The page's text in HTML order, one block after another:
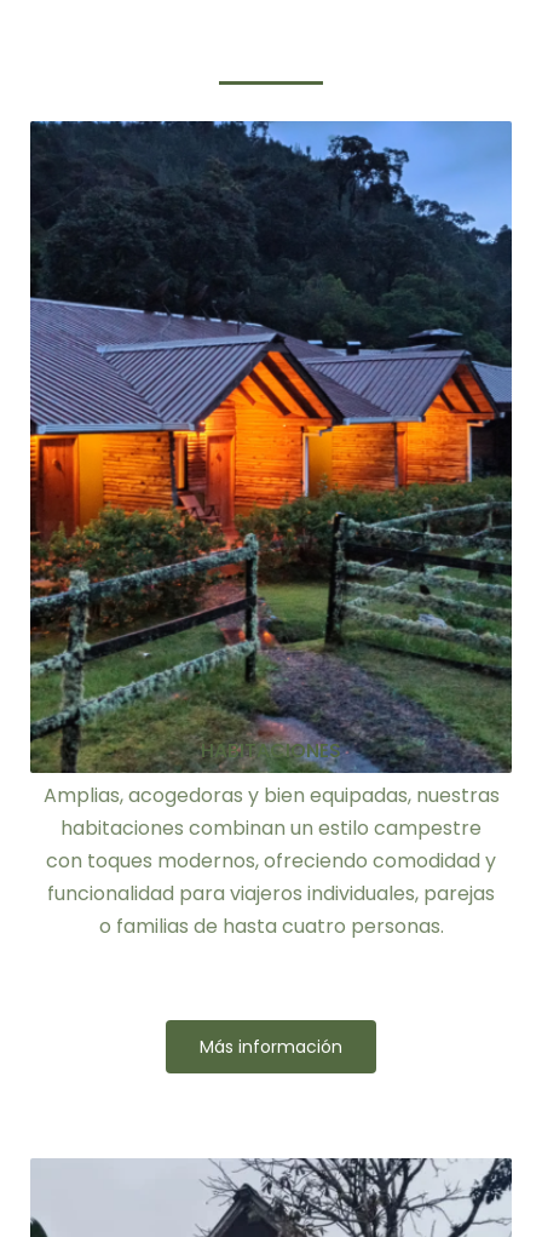
HABITACIONES
Amplias, acogedoras y bien equipadas, nuestras
habitaciones combinan un estilo campestre
con toques modernos, ofreciendo comodidad y
funcionalidad para viajeros individuales, parejas
o familias de hasta cuatro personas.
Más información